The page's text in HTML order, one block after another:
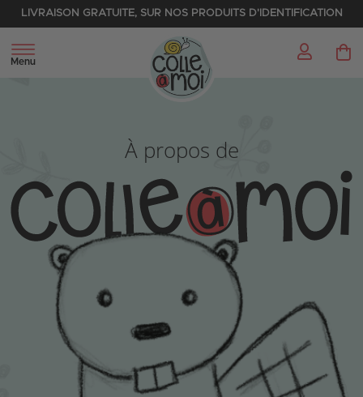
LIVRAISON GRATUITE, SUR NOS PRODUITS D'IDENTIFICATION
Menu
À propos de